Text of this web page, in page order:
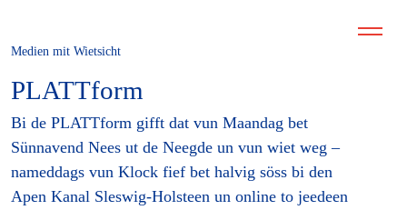
Medien mit Wietsicht
PLATTform
Bi de PLATTform gifft dat vun Maandag bet
Sünnavend Nees ut de Neegde un vun wiet weg –
nameddags vun Klock fief bet halvig söss bi den
Apen Kanal Sleswig-Holsteen un online to jeedeen